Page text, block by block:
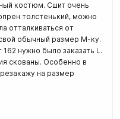
костюм. Сшит очень
толстенький, можно
отталкиваться от
обычный размер М-ку.
нужно было заказать L.
скованы. Особенно в
на размер